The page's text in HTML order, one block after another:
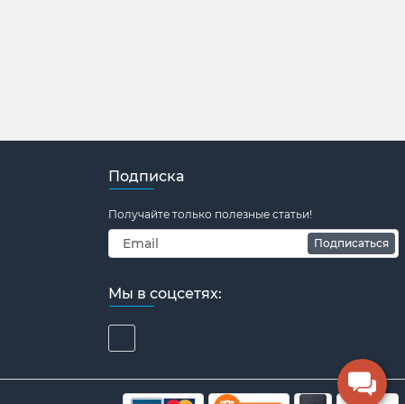
Подписка
Получайте только полезные статьи!
Подписаться
Мы в соцсетях: